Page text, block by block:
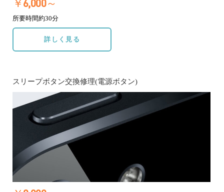
所要時間約30分
詳しく見る
スリープボタン交換修理(電源ボタン)